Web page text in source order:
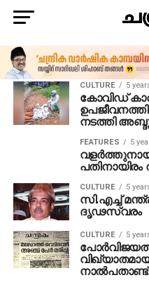
CULTURE 5
കോവിഡ്
നടത്തി
FEATURES 5
CULTURE 5
സി.എച്ച്
ദൃഢസ്വരം
CULTURE 5
നാല്‍പതാണ്ട്